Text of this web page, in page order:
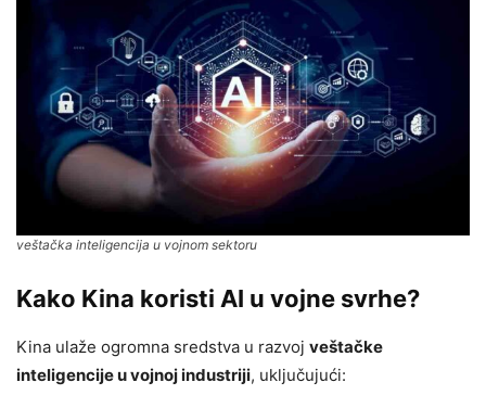
veštačka inteligencija u vojnom sektoru
Kako Kina koristi AI u vojne svrhe?
Kina ulaže ogromna sredstva u razvoj veštačke
inteligencije u vojnoj industriji, uključujući: